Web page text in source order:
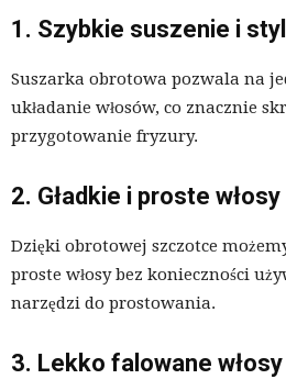
1. Szybkie suszenie i
Suszarka obrotowa pozwala na
układanie włosów, co znacznie
przygotowanie fryzury.
2. Gładkie i proste włosy
Dzięki obrotowej szczotce
proste włosy bez konieczności
narzędzi do prostowania.
3. Lekko falowane włosy